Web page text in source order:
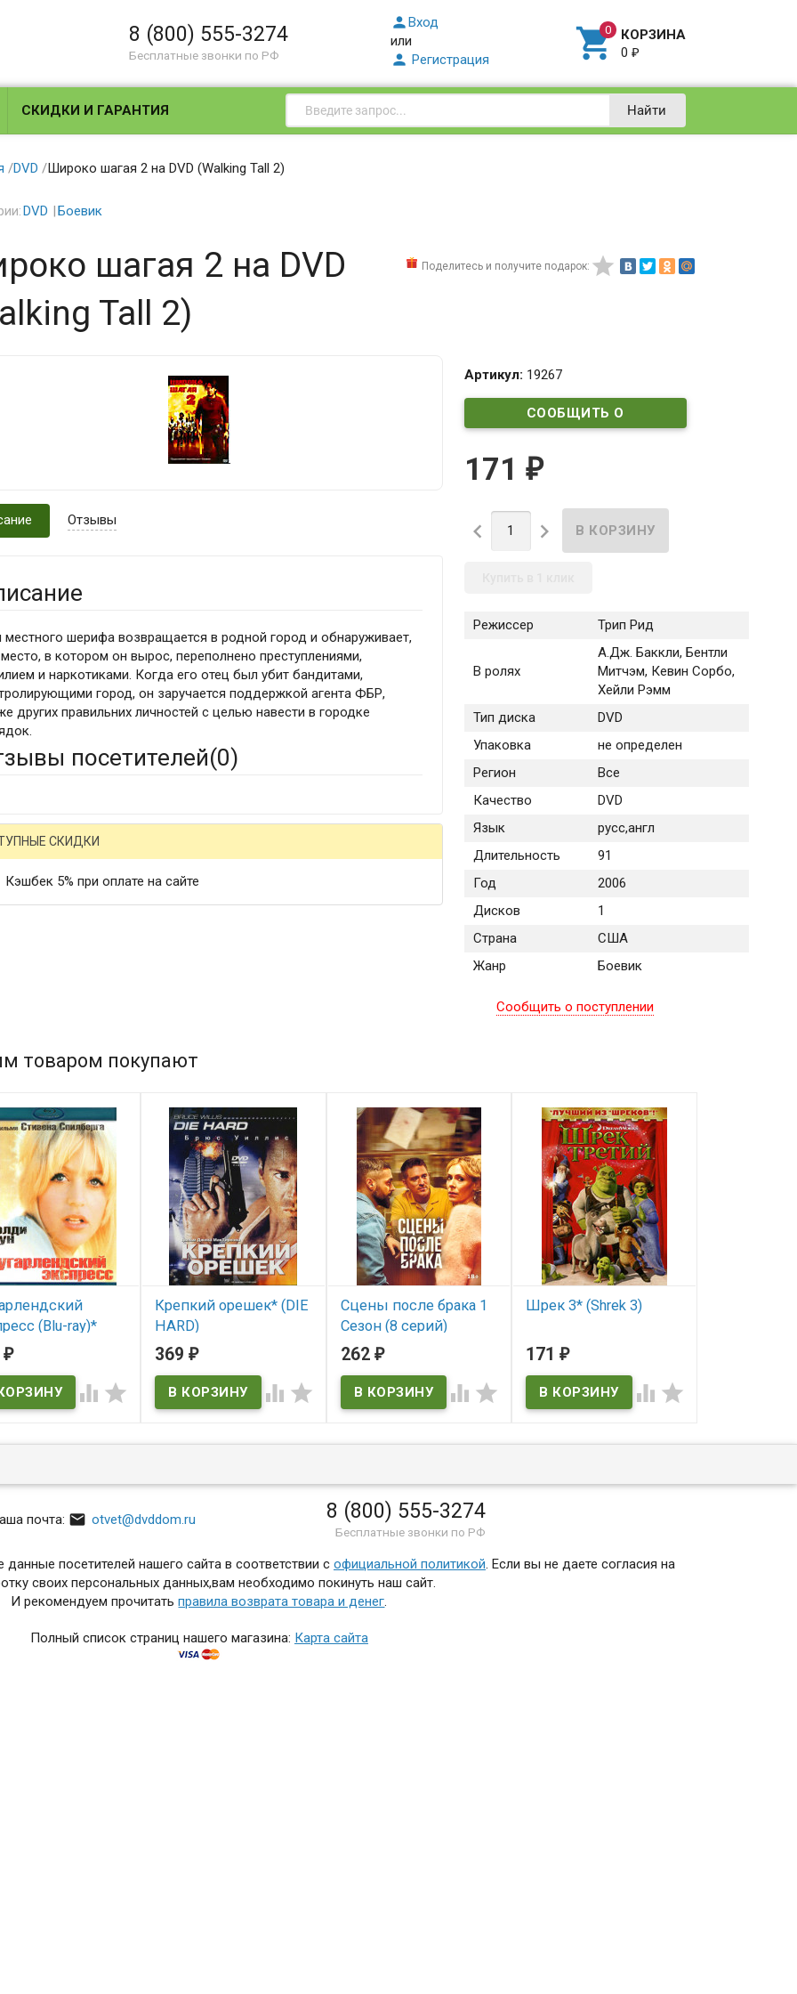
8 (800) 555-3274
Бесплатные звонки по РФ
Вход
или
 Регистрация  КОРЗИНА
0₽
СКИДКИ И ГАРАНТИЯ Найти
/DVD /Широко шагая 2 на DVD (Walking Tall 2)
DVD Боевик
Поделитесь и получите подарок: 
шагая 2 на DVD
Tall 2)
Артикул: 19267
СООБЩИТЬ О
171 ₽
 
Режиссер Трип Рид
В ролях
А.Дж. Баккли, Бентли
Митчэм, Кевин Сорбо,
Хейли Рэмм
Тип диска
DVD
Упаковка
не определен
Регион
Все
Качество
DVD
Язык
русс,англ
Длительность
91
Год
2006
Дисков
1
Страна
США
Жанр
Боевик
Сообщить о поступлении
Отзывы
шерифа возвращается в родной город и обнаруживает,
в котором он вырос, переполнено преступлениями,
и наркотиками. Когда его отец был убит бандитами,
город, он заручается поддержкой агента ФБР,
других правильних личностей с целью навести в городке
посетителей(0)
СКИДКИ
Кэшбек 5% при оплате на сайте
товаром покупают
(Blu-ray)*
₽
 
Крепкий орешек* (DIE
HARD)
В наличии
DIE HARD
369₽
 
Сцены после брака 1
Сезон (8 серий)
(POSTMAN ALWAYS
TWICE
262 ₽
 
Шрек 3* (Shrek 3)
171₽
 
почта:  otvet@dvddom.ru 8 (800) 555-3274
Бесплатные звонки по РФ
посетителей нашего сайта в соответствии с официальной политикой . Если вы не даете согласия на
своих персональных данных,вам необходимо покинуть наш сайт.
И рекомендуем прочитатьправила возврата товара и денег
Полный список страниц нашего магазина: Карта сайта